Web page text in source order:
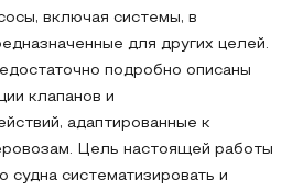
включая системы, в
для других целей.
подробно описаны
клапанов и
адаптированные к
Цель настоящей работы
судна систематизировать и